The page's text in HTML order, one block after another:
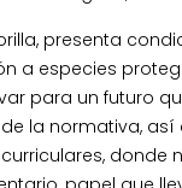
presenta
a especies
para un futuro
la normativa,
donde